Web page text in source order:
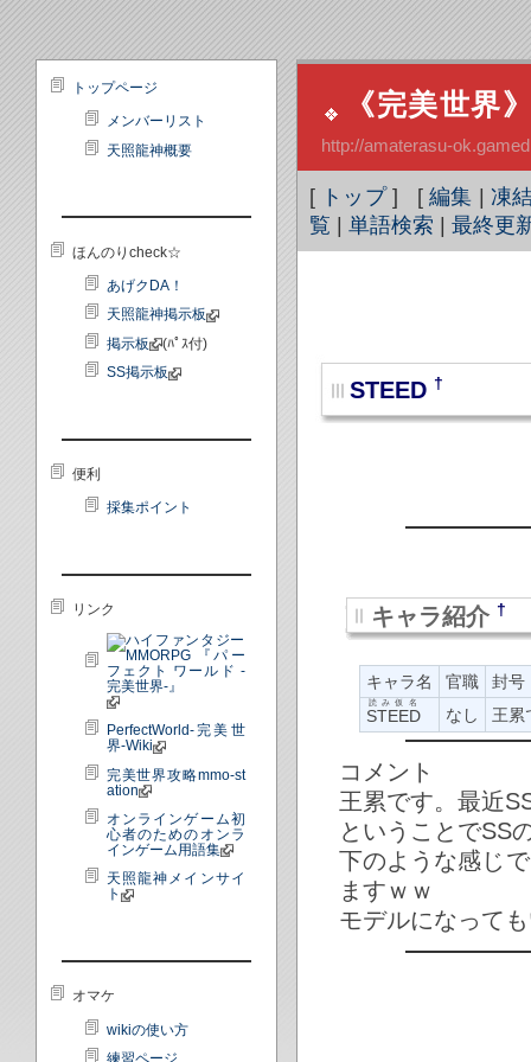
《完美世
http://amaterasu-
[ トップ] [ 編集
凍
覧
単語検索 最終更
トップページ
メンバーリスト
天照龍神概要
ほんのりcheck☆
あげクDA！
天照龍神掲示板
掲示板
(ﾊﾟｽ付)
SS掲示板
便利
採集ポイント
リンク
PerfectWorld-完美世
界-Wiki
完美世界攻略mmo-st
ation
オンラインゲーム初
心者のためのオンラ
インゲーム用語集
天照龍神メインサイ
ト
オマケ
wikiの使い方
練習ページ
STEED †
キャラ紹介 †
キャラ名 官職
封号
STEED
読み仮名
なし 王累
コメント
王累です。最近
ということでSS
下のような感じ
ますｗｗ
モデルになって